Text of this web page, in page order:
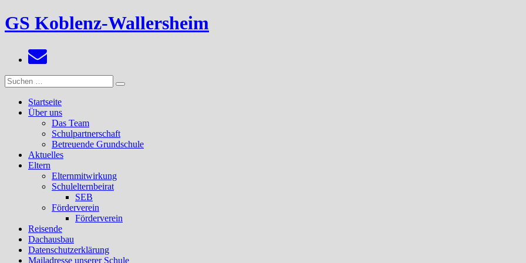
Zum
Inhalt
GS Koblenz-Wallersheim
Suchen
nach:
Suchen
Startseite
Über uns
Das Team
Schulpartnerschaft
Betreuende Grundschule
Aktuelles
Eltern
Elternmitwirkung
Schulelternbeirat
SEB
Förderverein
Förderverein
Reisende
Dachausbau
Datenschutzerklärung
Mailadresse unserer Schule